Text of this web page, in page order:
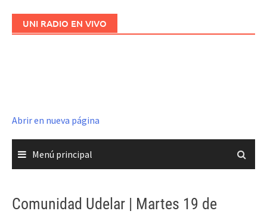
UNI RADIO EN VIVO
Abrir en nueva página
Menú principal
Comunidad Udelar | Martes 19 de